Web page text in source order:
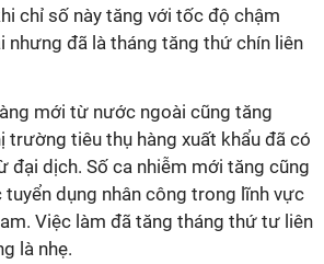
chỉ số này tăng với tốc độ chậm
nhưng đã là tháng tăng thứ chín liên
mới từ nước ngoài cũng tăng
trường tiêu thụ hàng xuất khẩu đã có
đại dịch. Số ca nhiễm mới tăng cũng
tuyển dụng nhân công trong lĩnh vực
Việc làm đã tăng tháng thứ tư liên
là nhẹ.